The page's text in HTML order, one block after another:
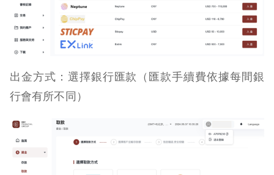
出金方式：選擇銀行匯款（匯款手續費依據每間銀
行會有所不同）